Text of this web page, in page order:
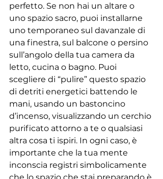
perfetto. Se non hai un altare o
uno spazio sacro, puoi installarne
uno temporaneo sul davanzale di
una finestra, sul balcone o persino
sull’angolo della tua camera da
letto, cucina o bagno. Puoi
scegliere di “pulire” questo spazio
di detriti energetici battendo le
mani, usando un bastoncino
d’incenso, visualizzando un cerchio
purificato attorno a te o qualsiasi
altra cosa ti ispiri. In ogni caso, è
importante che la tua mente
inconscia registri simbolicamente
che lo spazio che stai preparando è